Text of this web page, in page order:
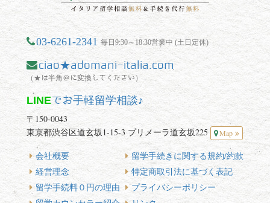
03-6261-2341 毎日9:30～18:30営業中 (土日定休)
ciao★adomani-italia.com
（★は半角＠に変換してください）
LINEでお手軽留学相談♪
〒150-0043
東京都渋谷区道玄坂1-15-3 プリメーラ道玄坂225
Map
会社概要
経営理念
留学手続料０円の理由
留学手続きに関する規約/約款
特定商取引法に基づく表記
プライバシーポリシー